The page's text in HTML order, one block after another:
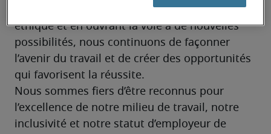
nos priorités, en défendant un leadership
éthique et en ouvrant la voie à de nouvelles
possibilités, nous continuons de façonner
l’avenir du travail et de créer des opportunités
qui favorisent la réussite.
Nous sommes fiers d’être reconnus pour
l’excellence de notre milieu de travail, notre
inclusivité et notre statut d’employeur de